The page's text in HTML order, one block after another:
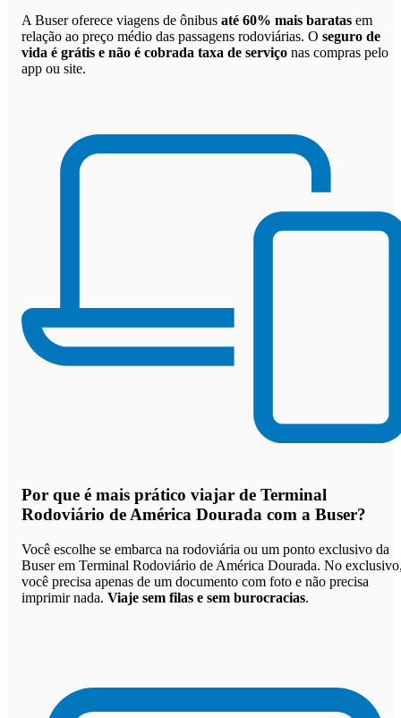
A Buser oferece viagens de ônibus até 60% mais baratas em
relação ao preço médio das passagens rodoviárias. O seguro de
vida é grátis e não é cobrada taxa de serviço nas compras pelo
app ou site.
Por que é mais prático viajar de Terminal
Rodoviário de América Dourada com a Buser?
Você escolhe se embarca na rodoviária ou um ponto exclusivo da
Buser em Terminal Rodoviário de América Dourada. No
você precisa apenas de um documento com foto e não precisa
imprimir nada. Viaje sem filas e sem burocracias.